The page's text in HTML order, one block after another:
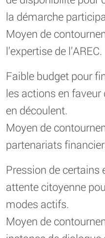
la démarche
Moyen de
l’expertise de l’AREC.
Faible budget pour
les actions en
en découlent.
Moyen de
partenariats
Pression de
attente citoyenne
modes actifs.
Moyen de